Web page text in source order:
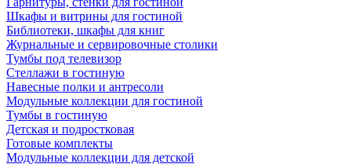
Шкафы и витрины для гостиной
Библиотеки, шкафы для книг
Журнальные и сервировочные столики
Тумбы под телевизор
Стеллажи в гостиную
Навесные полки и антресоли
Модульные коллекции для гостиной
Тумбы в гостиную
Детская и подростковая
Готовые комплекты
Модульные коллекции для детской